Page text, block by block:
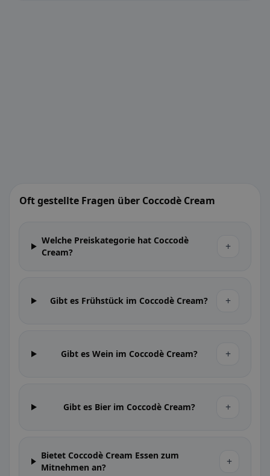
Oft gestellte Fragen über Coccodè Cream
Welche Preiskategorie hat Coccodè
Cream?
+
Gibt es Frühstück im Coccodè Cream? +
Gibt es Wein im Coccodè Cream? +
Gibt es Bier im Coccodè Cream? +
Bietet Coccodè Cream Essen zum
Mitnehmen an?
+